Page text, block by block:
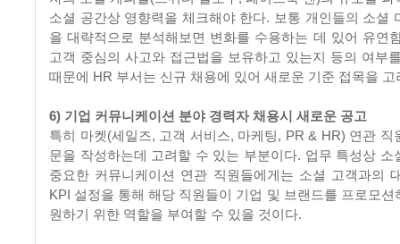
소셜 공간상 영향력을 체크해야 한다. 보통 개인들의 소셜
을 대략적으로 분석해보면 변화를 수용하는 데 있어 유연
고객 중심의 사고와 접근법을 보유하고 있는지 등의 여부
때문에 HR 부서는 신규 채용에 있어 새로운 기준 접목을 고
6) 기업 커뮤니케이션 분야 경력자 채용시 새로운 공고
특히 마켓(세일즈, 고객 서비스, 마케팅, PR & HR) 연관 직
문을 작성하는데 고려할 수 있는 부분이다. 업무 특성상 소
중요한 커뮤니케이션 연관 직원들에게는 소셜 고객과의
KPI 설정을 통해 해당 직원들이 기업 및 브랜드를 프로모션
원하기 위한 역할을 부여할 수 있을 것이다.